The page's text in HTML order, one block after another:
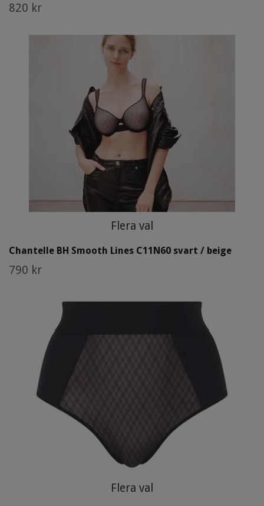
820 kr
Flera val
Chantelle BH Smooth Lines C11N60 svart / beige
790 kr
Flera val